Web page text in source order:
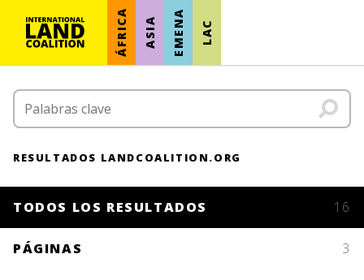
ÁFRICA ASIA EMENA LAC
RESULTADOS LANDCOALITION.ORG
TODOS LOS RESULTADOS 16
PÁGINAS 3